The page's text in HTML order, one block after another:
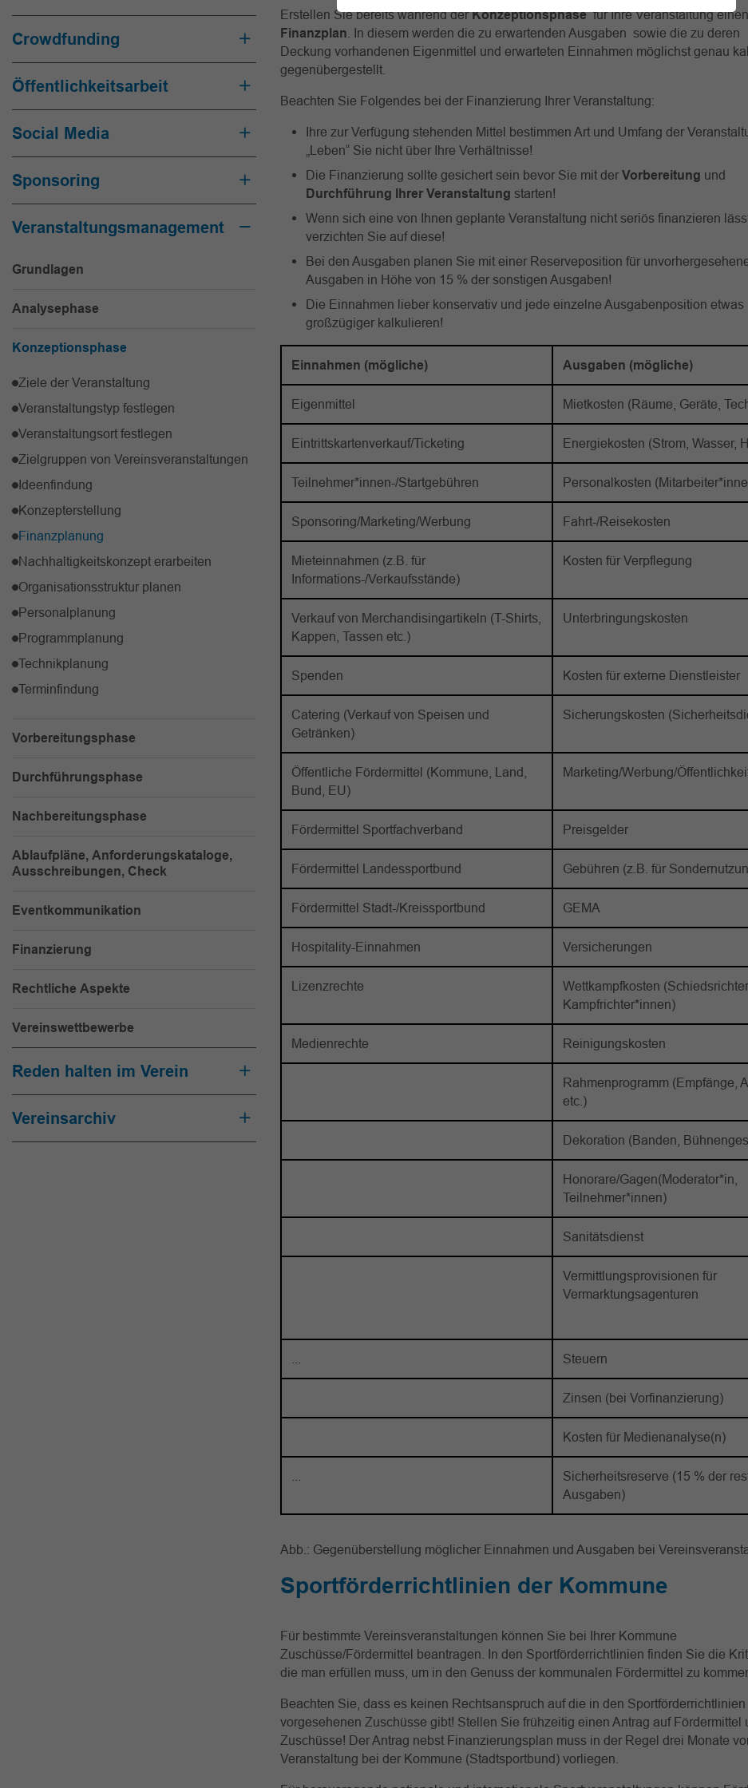
Crowdfunding
Öffentlichkeitsarbeit
Social Media
Sponsoring
Veranstaltungsmanagement
Grundlagen
Analysephase
Konzeptionsphase
Ziele der Veranstaltung
Veranstaltungstyp festlegen
Veranstaltungsort festlegen
Zielgruppen von Vereinsveranstaltungen
Ideenfindung
Konzepterstellung
Finanzplanung
Nachhaltigkeitskonzept erarbeiten
Organisationsstruktur planen
Personalplanung
Programmplanung
Technikplanung
Terminfindung
Vorbereitungsphase
Durchführungsphase
Nachbereitungsphase
Ablaufpläne, Anforderungskataloge,
Ausschreibungen, Check
Eventkommunikation
Finanzierung
Rechtliche Aspekte
Vereinswettbewerbe
Reden halten im Verein
Vereinsarchiv
Erstellen Sie bereits während derKonzeptionsphasefür Ihre Veranstaltung einen
Finanzplan . In diesem werden die zu erwartenden Ausgaben sowie die zu deren
Deckung vorhandenen Eigenmittel und erwarteten Einnahmen möglichst genau
gegenübergestellt.
Beachten Sie Folgendes bei der Finanzierung Ihrer Veranstaltung:
Ihre zur Verfügung stehenden Mittel bestimmen Art und Umfang der
„Leben“ Sie nicht über Ihre Verhältnisse!
Die Finanzierung sollte gesichert sein bevor Sie mit der Vorbereitung und
Durchführung Ihrer Veranstaltung starten!
Wenn sich eine von Ihnen geplante Veranstaltung nicht seriös finanzieren
verzichten Sie auf diese!
Bei den Ausgaben planen Sie mit einer Reserveposition für
Ausgaben in Höhe von 15 % der sonstigen Ausgaben!
Die Einnahmen lieber konservativ und jede einzelne Ausgabenposition etwas
großzügiger kalkulieren!
Einnahmen (mögliche) Ausgaben (mögliche)
Eigenmittel Mietkosten (Räume, Geräte,
Eintrittskartenverkauf/Ticketing Energiekosten (Strom, Wasser,
Teilnehmer*innen-/Startgebühren Personalkosten
Sponsoring/Marketing/Werbung Fahrt-/Reisekosten
Mieteinnahmen (z.B. für
Informations-/Verkaufsstände)
Kosten für Verpflegung
Verkauf von Merchandisingartikeln (T-Shirts,
Kappen, Tassen etc.)
Unterbringungskosten
Spenden Kosten für externe Dienstleister
Catering (Verkauf von Speisen und
Getränken)
Sicherungskosten
Öffentliche Fördermittel (Kommune, Land,
Bund, EU)
Marketing/Werbung/
Fördermittel Sportfachverband Preisgelder
Fördermittel Landessportbund Gebühren (z.B. für
Fördermittel Stadt-/Kreissportbund GEMA
Hospitality-Einnahmen Versicherungen
Lizenzrechte
Wettkampfkosten
Kampfrichter*innen)
Medienrechte Reinigungskosten
Rahmenprogramm (Empfänge,
etc.)
Dekoration (Banden,
Honorare/Gagen(Moderator*in,
Teilnehmer*innen)
Sanitätsdienst
Vermittlungsprovisionen für
Vermarktungsagenturen
Steuern
Zinsen (bei Vorfinanzierung)
Kosten für Medienanalyse(n)
Sicherheitsreserve (15 % der
Ausgaben)
Abb.: Gegenüberstellung möglicher Einnahmen und Ausgaben bei
Sportförderrichtlinien der Kommune
Für bestimmte Vereinsveranstaltungen können Sie bei Ihrer Kommune
Zuschüsse/Fördermittel beantragen. In den Sportförderrichtlinien finden Sie die
die man erfüllen muss, um in den Genuss der kommunalen Fördermittel zu
Beachten Sie, dass es keinen Rechtsanspruch auf die in den Sportförderrichtlinien
vorgesehenen Zuschüsse gibt! Stellen Sie frühzeitig einen Antrag auf Fördermittel
Zuschüsse! Der Antrag nebst Finanzierungsplan muss in der Regel drei Monate
Veranstaltung bei der Kommune (Stadtsportbund) vorliegen.